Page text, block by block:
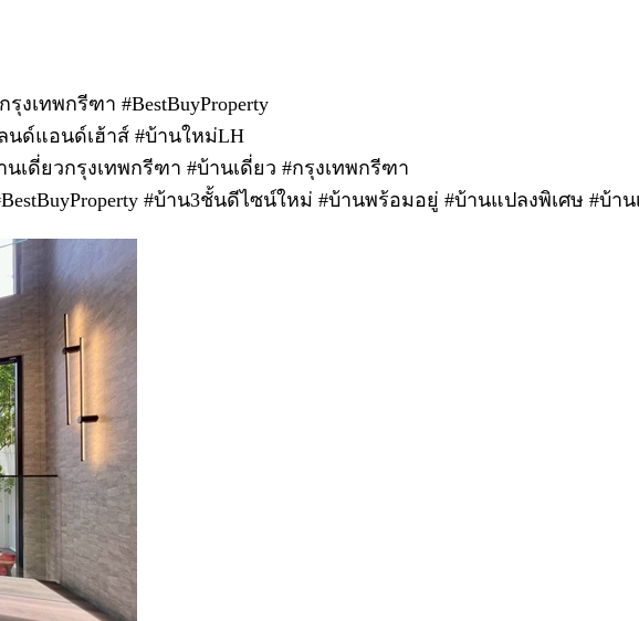
งเทพกรีฑา #BestBuyProperty
นด์แอนด์เฮ้าส์ #บ้านใหม่LH
เดี่ยวกรุงเทพกรีฑา #บ้านเดี่ยว #กรุงเทพกรีฑา
#บ้าน3ชั้นดีไซน์ใหม่ #บ้านพร้อมอยู่ #บ้านแปลงพิเศษ #บ้าน